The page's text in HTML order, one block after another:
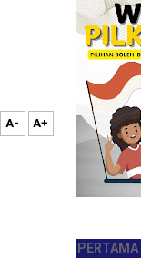
A- A+
PERTAMA HARI INI